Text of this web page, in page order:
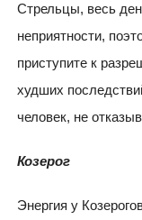
Стрельцы, весь
неприятности,
приступите к
худших
человек, не
Козерог
Энергия у